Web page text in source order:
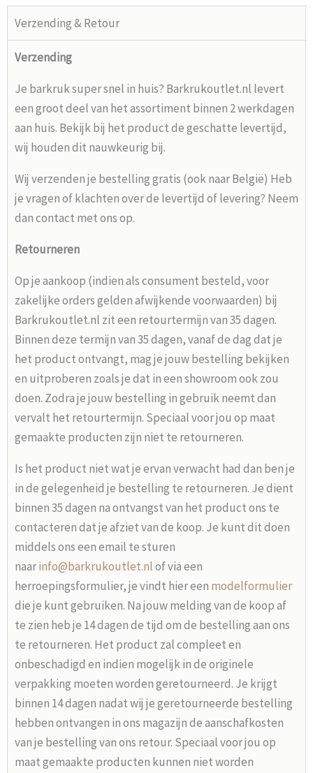
Verzending & Retour
Verzending
Je barkruk super snel in huis? Barkrukoutlet.nl levert
een groot deel van het assortiment binnen 2 werkdagen
aan huis. Bekijk bij het product de geschatte levertijd,
wij houden dit nauwkeurig bij.
Wij verzenden je bestelling gratis (ook naar België) Heb
je vragen of klachten over de levertijd of levering? Neem
dan contact met ons op.
Retourneren
Op je aankoop (indien als consument besteld, voor
zakelijke orders gelden afwijkende voorwaarden) bij
Barkrukoutlet.nl zit een retourtermijn van 35 dagen.
Binnen deze termijn van 35 dagen, vanaf de dag dat je
het product ontvangt, mag je jouw bestelling bekijken
en uitproberen zoals je dat in een showroom ook zou
doen. Zodra je jouw bestelling in gebruik neemt dan
vervalt het retourtermijn. Speciaal voor jou op maat
gemaakte producten zijn niet te retourneren.
Is het product niet wat je ervan verwacht had dan ben je
in de gelegenheid je bestelling te retourneren. Je dient
binnen 35 dagen na ontvangst van het product ons te
contacteren dat je afziet van de koop. Je kunt dit doen
middels ons een email te sturen
naarinfo@barkrukoutlet.nlof via een
herroepingsformulier, je vindt hier een modelformulier
die je kunt gebruiken. Na jouw melding van de koop af
te zien heb je 14 dagen de tijd om de bestelling aan ons
te retourneren. Het product zal compleet en
onbeschadigd en indien mogelijk in de originele
verpakking moeten worden geretourneerd. Je krijgt
binnen 14 dagen nadat wij je geretourneerde bestelling
hebben ontvangen in ons magazijn de aanschafkosten
van je bestelling van ons retour. Speciaal voor jou op
maat gemaakte producten kunnen niet worden